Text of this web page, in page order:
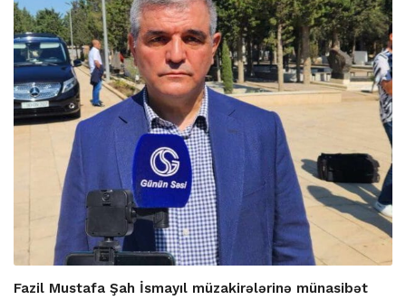
Fazil Mustafa Şah İsmayıl müzakirələrinə münasibət